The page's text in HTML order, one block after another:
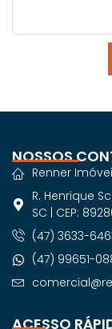
ACESSO
NOSSOS
Renner
R. Henrique
SC | CEP:
(47) 3633-
(47) 99651-